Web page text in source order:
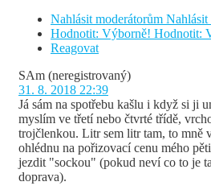
Nahlásit moderátorům Nahlásit
Hodnotit: Výborně! Hodnotit:
Reagovat
SAm (neregistrovaný)
31. 8. 2018 22:39
Já sám na spotřebu kašlu i když si ji
myslím ve třetí nebo čtvrté třídě,
trojčlenkou. Litr sem litr tam, to mně
ohlédnu na pořizovací cenu mého
jezdit "sockou" (pokud neví co to je
doprava).